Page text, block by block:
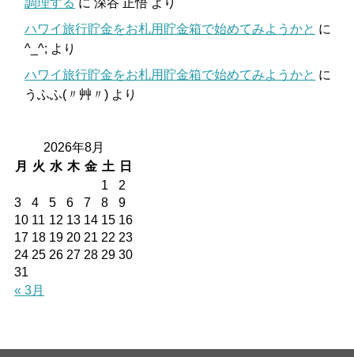
調理する に 深谷 正悟 より
ハワイ旅行貯金をお札用貯金箱で始めてみようかと に
^_^; より
ハワイ旅行貯金をお札用貯金箱で始めてみようかと に
うふふ(〃艸〃) より
2026年8月
月
火 水 木 金 土 日
« 3月
1
2
3
4 5 6 7 8
9
10 11 12 13 14 15 16
17 18 19 20 21 22 23
24 25 26 27 28 29 30
31